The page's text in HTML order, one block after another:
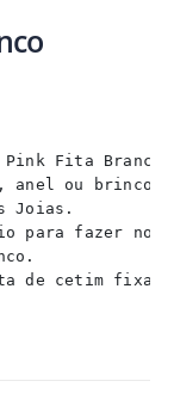
Fita Branca
anel ou brinco.
Joias.
para fazer
de cetim fixa